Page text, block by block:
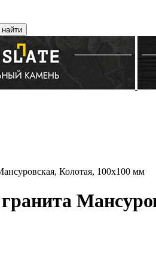
Колотая, 100x100 мм